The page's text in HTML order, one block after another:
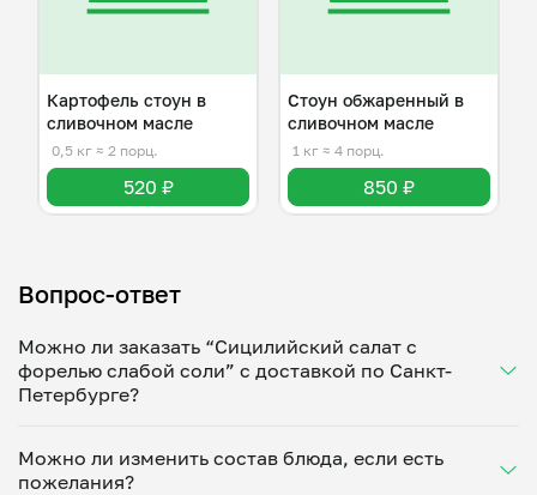
Картофель стоун в
сливочном масле
0,5 кг ≈ 2 порц.
520 ₽
Стоун обжаренный в
сливочном масле
1 кг ≈ 4 порц.
850 ₽
Вопрос-ответ
Можно ли заказать “Сицилийский салат с
форелью слабой соли” с доставкой по Санкт-
Петербурге?
Укажите удобное время — и получите свежее
домашнее блюдо в большой порции прямо с плиты.
Можно ли изменить состав блюда, если есть
пожелания?